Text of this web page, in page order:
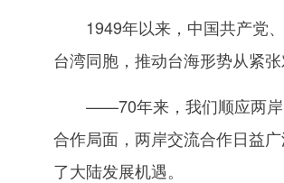
1949年以来，中国共产党、
台湾同胞，推动台海形势从紧
——70年来，我们顺应两岸同
合作局面，两岸交流合作日益
了大陆发展机遇。